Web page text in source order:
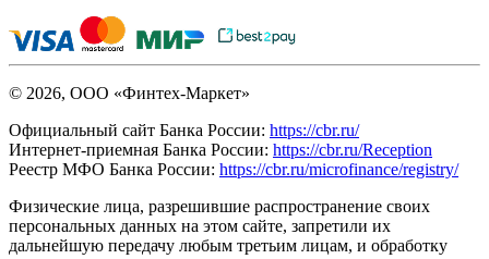
© 2026, ООО «Финтех-Маркет»
Официальный сайт Банка России: https://cbr.ru/
Интернет-приемная Банка России: https://cbr.ru/Reception
Реестр МФО Банка России: https://cbr.ru/microfinance/registry/
Физические лица, разрешившие распространение своих
персональных данных на этом сайте, запретили их
дальнейшую передачу любым третьим лицам, и обработку